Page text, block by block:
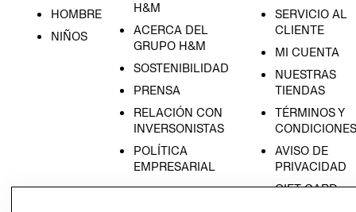
HOMBRE
NIÑOS
H&M
ACERCA DEL
GRUPO H&M
SOSTENIBILIDAD
PRENSA
RELACIÓN CON
INVERSONISTAS
POLÍTICA
EMPRESARIAL
SERVICIO AL
CLIENTE
MI CUENTA
NUESTRAS
TIENDAS
TÉRMINOS Y
CONDICIONES
AVISO DE
PRIVACIDAD
GIFT CARD